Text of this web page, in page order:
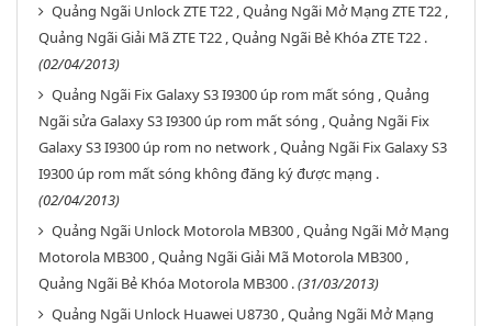
Quảng Ngãi Unlock ZTE T22 , Quảng Ngãi Mở Mạng ZTE T22 ,
Quảng Ngãi Giải Mã ZTE T22 , Quảng Ngãi Bẻ Khóa ZTE T22 .
(02/04/2013)
Quảng Ngãi Fix Galaxy S3 I9300 úp rom mất sóng , Quảng
Ngãi sửa Galaxy S3 I9300 úp rom mất sóng , Quảng Ngãi Fix
Galaxy S3 I9300 úp rom no network , Quảng Ngãi Fix Galaxy S3
I9300 úp rom mất sóng không đăng ký được mạng .
(02/04/2013)
Quảng Ngãi Unlock Motorola MB300 , Quảng Ngãi Mở Mạng
Motorola MB300 , Quảng Ngãi Giải Mã Motorola MB300 ,
Quảng Ngãi Bẻ Khóa Motorola MB300 .(31/03/2013)
Quảng Ngãi Unlock Huawei U8730 , Quảng Ngãi Mở Mạng